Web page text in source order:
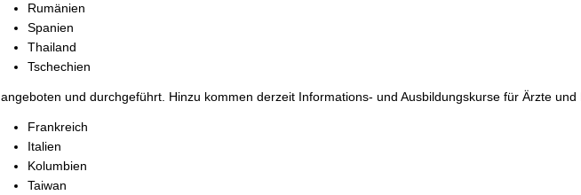
Rumänien
Spanien
Thailand
Tschechien
angeboten und durchgeführt. Hinzu kommen derzeit Informations- und Ausbildungskurse für Ärzte und
Frankreich
Italien
Kolumbien
Taiwan